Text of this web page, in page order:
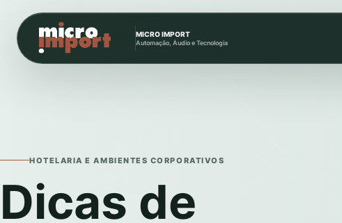
MICRO IMPORT
Automação, Áudio e Tecnologia
HOTELARIA E AMBIENTES CORPORATIVOS
Dicas de